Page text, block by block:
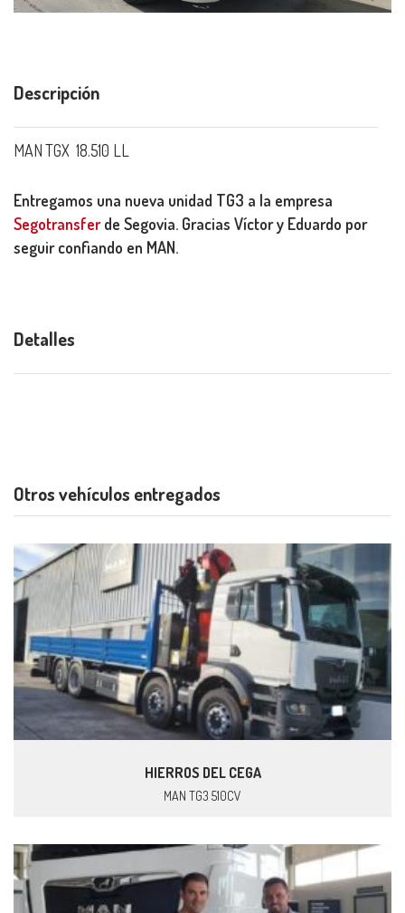
Descripción
MAN TGX 18.510 LL
Entregamos una nueva unidad TG3 a la empresa
Segotransferde Segovia. Gracias Víctor y Eduardo por
seguir confiando en MAN.
Detalles
Otros vehículos entregados
HIERROS DEL CEGA
MAN TG3 510CV